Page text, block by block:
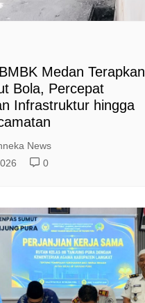
Medan Terapkan
Bola, Percepat
Infrastruktur hingga
News
0